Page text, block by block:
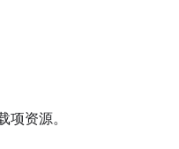
项资源。